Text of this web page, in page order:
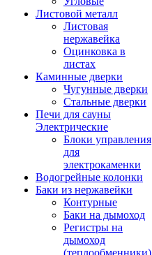
Листовой металл
Листовая
нержавейка
Оцинковка в
листах
Каминные дверки
Чугунные дверки
Стальные дверки
Печи для сауны
Электрические
Блоки управления
для
электрокаменки
Водогрейные колонки
Баки из нержавейки
Контурные
Баки на дымоход
Регистры на
дымоход
(теплообменники)